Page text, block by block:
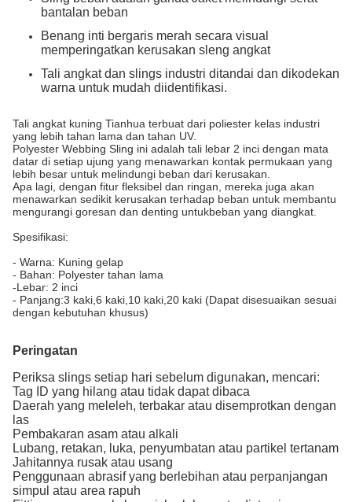
bantalan beban
Benang inti bergaris merah secara visual
memperingatkan kerusakan sleng angkat
Tali angkat dan slings industri ditandai dan dikodekan
warna untuk mudah diidentifikasi.
Tali angkat kuning Tianhua terbuat dari poliester kelas industri
yang lebih tahan lama dan tahan UV.
Polyester Webbing Sling ini adalah tali lebar 2 inci dengan mata
datar di setiap ujung yang menawarkan kontak permukaan yang
lebih besar untuk melindungi beban dari kerusakan.
Apa lagi, dengan fitur fleksibel dan ringan, mereka juga akan
menawarkan sedikit kerusakan terhadap beban untuk membantu
mengurangi goresan dan denting untukbeban yang diangkat.
Spesifikasi:
- Warna: Kuning gelap
- Bahan: Polyester tahan lama
-Lebar: 2 inci
- Panjang:3 kaki,6 kaki,10 kaki,20 kaki (Dapat disesuaikan sesuai
dengan kebutuhan khusus)
Peringatan
Periksa slings setiap hari sebelum digunakan, mencari:
Tag ID yang hilang atau tidak dapat dibaca
Daerah yang meleleh, terbakar atau disemprotkan dengan
las
Pembakaran asam atau alkali
Lubang, retakan, luka, penyumbatan atau partikel tertanam
Jahitannya rusak atau usang
Penggunaan abrasif yang berlebihan atau perpanjangan
simpul atau area rapuh